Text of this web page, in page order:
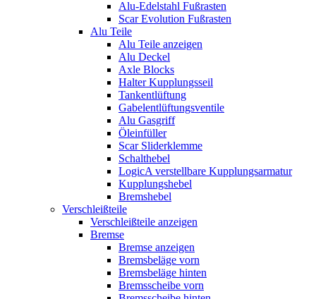
Alu-Edelstahl Fußrasten
Scar Evolution Fußrasten
Alu Teile
Alu Teile anzeigen
Alu Deckel
Axle Blocks
Halter Kupplungsseil
Tankentlüftung
Gabelentlüftungsventile
Alu Gasgriff
Öleinfüller
Scar Sliderklemme
Schalthebel
LogicA verstellbare Kupplungsarmatur
Kupplungshebel
Bremshebel
Verschleißteile
Verschleißteile anzeigen
Bremse
Bremse anzeigen
Bremsbeläge vorn
Bremsbeläge hinten
Bremsscheibe vorn